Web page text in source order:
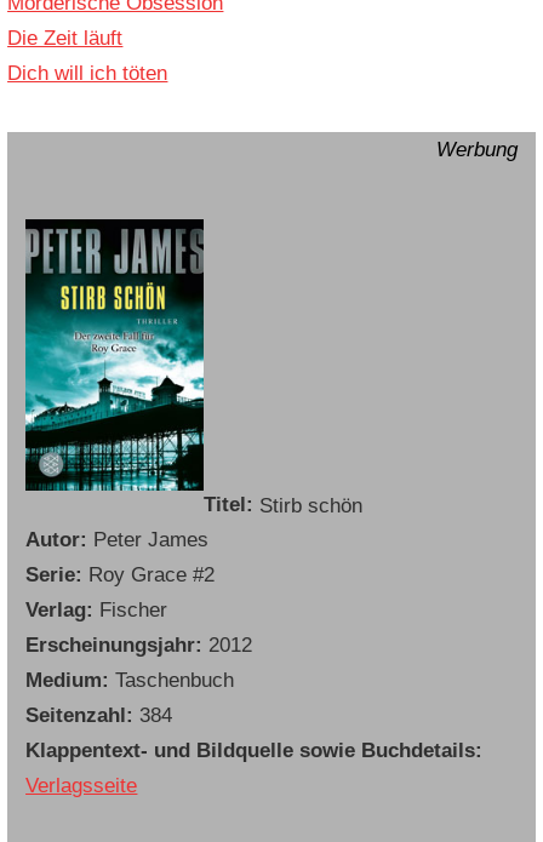
Die Zeit läuft
Dich will ich töten
Werbung
Titel: Stirb schön
Autor: Peter James
Serie: Roy Grace #2
Verlag: Fischer
Erscheinungsjahr: 2012
Medium:Taschenbuch
Seitenzahl: 384
Klappentext- und Bildquelle sowie Buchdetails:
Verlagsseite